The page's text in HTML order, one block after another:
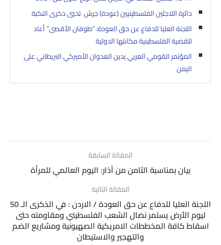
دائرة اللاجئين الفلسطينيين (عودة) جرش تحيي ذكرى النكبة
اللجنة العليا للدفاع عن حق العودة: “طوفان الأقصى” أعاد
للقضية الفلسطينية مكانتها الدولية
المؤتمر القومي العربي يدين العدوان الأميركي البريطاني على
اليمن
المقالة السابقة
بيان بمناسبة الثامن من آذار: اليوم العالمي للمرأة
المقالة التالية
اللجنة العليا للدفاع عن حق العودة / الاردن : في الذكرى الـ 50
ليوم الأرض يستمر نضال الشعب الفلسطيني ومقاومته حتى
اسقاط كافة المخططات الامريكية الصهيونية ومشاريع الضم
والتهجير والاستيطان